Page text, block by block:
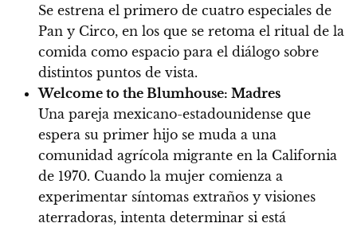
Se estrena el primero de cuatro especiales de
Pan y Circo, en los que se retoma el ritual de la
comida como espacio para el diálogo sobre
distintos puntos de vista.
Welcome to the Blumhouse: Madres
Una pareja mexicano-estadounidense que
espera su primer hijo se muda a una
comunidad agrícola migrante en la California
de 1970. Cuando la mujer comienza a
experimentar síntomas extraños y visiones
aterradoras, intenta determinar si está